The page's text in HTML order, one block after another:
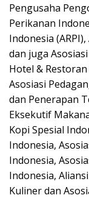
Pengusaha
Perikanan
Indonesia
dan juga
Hotel &
Asosiasi
dan Penerapan
Eksekutif
Kopi Spesial
Indonesia,
Indonesia,
Indonesia,
Kuliner dan